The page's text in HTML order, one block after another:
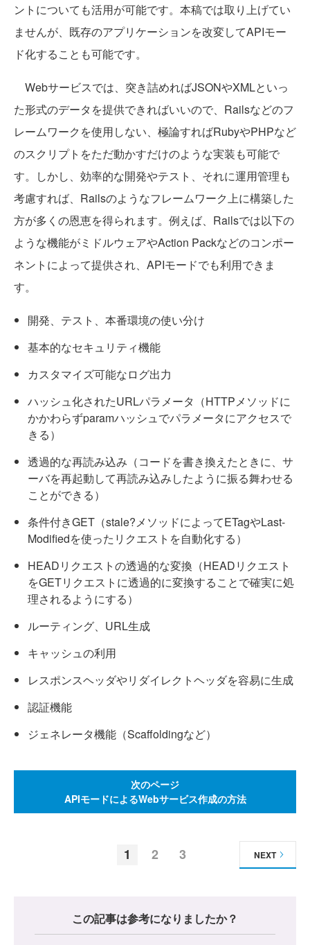
ントについても活用が可能です。本稿では取り上げてい
ませんが、既存のアプリケーションを改変してAPIモー
ド化することも可能です。
Webサービスでは、突き詰めればJSONやXMLといっ
た形式のデータを提供できればいいので、Railsなどのフ
レームワークを使用しない、極論すればRubyやPHPなど
のスクリプトをただ動かすだけのような実装も可能で
す。しかし、効率的な開発やテスト、それに運用管理も
考慮すれば、Railsのようなフレームワーク上に構築した
方が多くの恩恵を得られます。例えば、Railsでは以下の
ような機能がミドルウェアやAction Packなどのコンポー
ネントによって提供され、APIモードでも利用できま
す。
開発、テスト、本番環境の使い分け
基本的なセキュリティ機能
カスタマイズ可能なログ出力
ハッシュ化されたURLパラメータ（HTTPメソッドに
かかわらずparamハッシュでパラメータにアクセスで
きる）
透過的な再読み込み（コードを書き換えたときに、サ
ーバを再起動して再読み込みしたように振る舞わせる
ことができる）
条件付きGET（stale?メソッドによってETagやLast-
Modifiedを使ったリクエストを自動化する）
HEADリクエストの透過的な変換（HEADリクエスト
をGETリクエストに透過的に変換することで確実に処
理されるようにする）
ルーティング、URL生成
キャッシュの利用
レスポンスヘッダやリダイレクトヘッダを容易に生成
認証機能
ジェネレータ機能（Scaffoldingなど）
次のページ
APIモードによるWebサービス作成の方法
1 2 3 NEXT
この記事は参考になりましたか？